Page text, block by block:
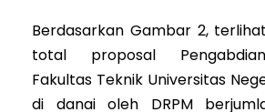
Berdasarkan Gambar 2,
total proposal
Fakultas Teknik Universitas
di danai oleh DRPM